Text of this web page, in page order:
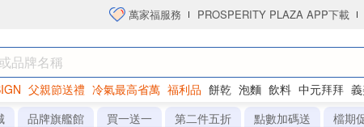
萬家福服務 PROSPERITY PLAZA APP下載
父親節送禮 冷氣最高省萬 福利品 餅乾 泡麵 飲料 中元拜拜
衛生紙
品牌旗艦館 買一送一 第二件五折 點數加碼送
檔期